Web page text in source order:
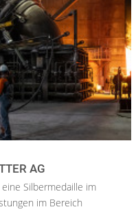
AG
Silbermedaille im
im Bereich